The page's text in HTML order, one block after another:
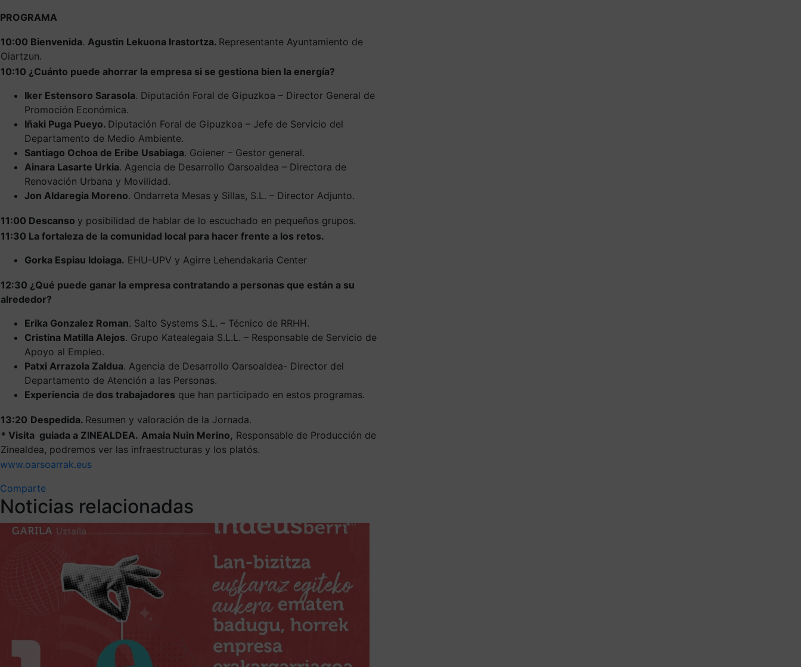
PROGRAMA
10:00 Bienvenida. Agustin Lekuona Irastortza. Representante Ayuntamiento de
Oiartzun.
10:10 ¿Cuánto puede ahorrar la empresa si se gestiona bien la energía?
Iker Estensoro Sarasola. Diputación Foral de Gipuzkoa – Director General de
Promoción Económica.
Iñaki Puga Pueyo. Diputación Foral de Gipuzkoa – Jefe de Servicio del
Departamento de Medio Ambiente.
Santiago Ochoa de Eribe Usabiaga. Goiener – Gestor general.
Ainara Lasarte Urkia. Agencia de Desarrollo Oarsoaldea – Directora de
Renovación Urbana y Movilidad.
Jon Aldaregia Moreno. Ondarreta Mesas y Sillas, S.L. – Director Adjunto.
11:00 Descanso y posibilidad de hablar de lo escuchado en pequeños grupos.
11:30 La fortaleza de la comunidad local para hacer frente a los retos.
Gorka Espiau Idoiaga. EHU-UPV y Agirre Lehendakaria Center
12:30 ¿Qué puede ganar la empresa contratando a personas que están a su
alrededor?
Erika Gonzalez Roman. Salto Systems S.L. – Técnico de RRHH.
Cristina Matilla Alejos. Grupo Katealegaia S.L.L. – Responsable de Servicio de
Apoyo al Empleo.
Patxi Arrazola Zaldua. Agencia de Desarrollo Oarsoaldea- Director del
Departamento de Atención a las Personas.
Experiencia de dos trabajadores que han participado en estos programas.
13:20 Despedida. Resumen y valoración de la Jornada.
* Visita guiada a ZINEALDEA. Amaia Nuin Merino, Responsable de Producción de
Zinealdea, podremos ver las infraestructuras y los platós.
www.oarsoarrak.eus
Comparte
Noticias relacionadas